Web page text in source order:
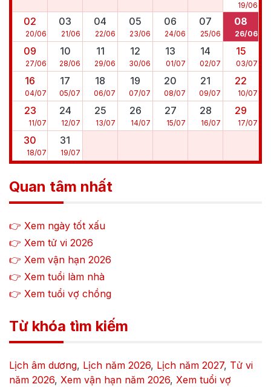
19/06
02
20/06
03
21/06
04
22/06
05
23/06
06
24/06
07
25/06
08
26/06
09
27/06
10
28/06
11
29/06
12
30/06
13
01/07
14
02/07
15
03/07
16
04/07
17
05/07
18
06/07
19
07/07
20
08/07
21
09/07
22
10/07
23
11/07
24
12/07
25
13/07
26
14/07
27
15/07
28
16/07
29
17/07
30
18/07
31
19/07
Quan tâm nhất
👉 Xem ngày tốt xấu
👉 Xem tử vi 2026
👉 Xem vận hạn 2026
👉 Xem tuổi làm nhà
👉 Xem tuổi vợ chồng
Từ khóa tìm kiếm
Lịch âm dương, Lịch năm 2026, Lịch năm 2027, Tử vi
năm 2026, Xem vận hạn năm 2026, Xem tuổi vợ